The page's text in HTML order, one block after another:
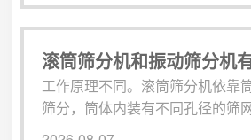
符合环保生产要求。设备主要由
总成、驱动系统、破碎筛分组件
凑，安装调试简单，普通工人简
操作，后期维护也比较方便，易
少停机时间。这款设备突出优势
滚筒筛分机和振动筛分机
工作原理不同。滚筒筛分机依靠
筛分，筒体内装有不同孔径的筛
筒体内部，随着筒体翻滚滚动，